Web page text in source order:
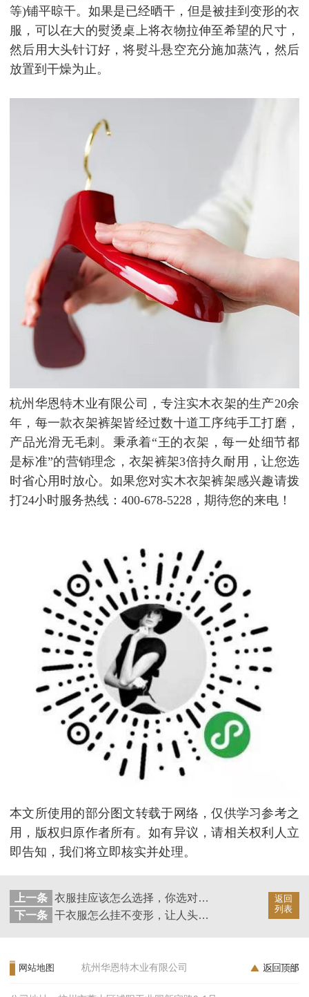
等)铺平晾干。如果是已经晒干，但是被挂到变形的衣
服，可以在大的熨烫桌上将衣物拉伸至希望的尺寸，
然后用大头针订好，将熨斗悬空充分施加蒸汽，然后
放置到干燥为止。
杭州华恩特木业有限公司，专注实木衣架的生产20余
年，每一款衣架裤架皆经过数十道工序纯手工打磨，
产品光滑无毛刺。秉承着“王的衣架，每一处细节都
是标准”的营销理念，衣架裤架3倍持久耐用，让您选
时省心用时放心。如果您对实木衣架裤架感兴趣请拨
打24小时服务热线：400-678-5228，期待您的来电！
本文所使用的部分图文转载于网络，仅供学习参考之
用，版权归原作者所有。如有异议，请相关权利人立
即告知，我们将立即核实并处理。
返回
列表
上一条
衣服挂应该怎么选择，你选对了吗【华恩衣架】
下一条
干衣服怎么挂不变形，让人头疼的事【华恩衣架】
网站地图 杭州华恩特木业有限公司